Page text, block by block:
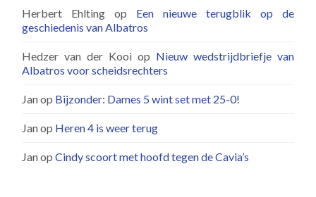
Herbert Ehlting op Een nieuwe terugblik op de
geschiedenis van Albatros
Hedzer van der Kooi op Nieuw wedstrijdbriefje van
Albatros voor scheidsrechters
Janop Bijzonder: Dames 5 wint set met 25-0!
Janop Heren 4 is weer terug
JanopCindy scoort met hoofd tegen de Cavia’s